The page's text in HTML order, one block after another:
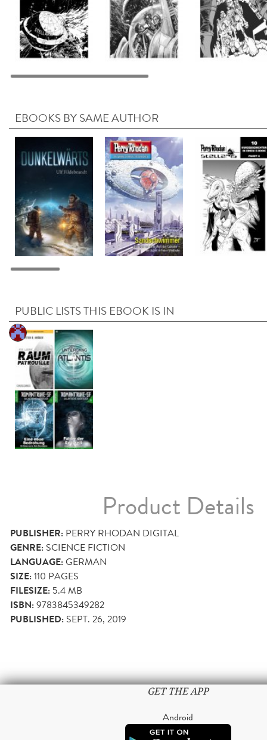
EBOOKS BY SAME AUTHOR
PUBLIC LISTS THIS EBOOK IS IN
Product Details
PUBLISHER: PERRY RHODAN DIGITAL
GENRE: SCIENCE FICTION
LANGUAGE:GERMAN
SIZE:110 PAGES
FILESIZE: 5.4 MB
ISBN:9783845349282
PUBLISHED: SEPT. 26, 2019
GET THE APP
Android